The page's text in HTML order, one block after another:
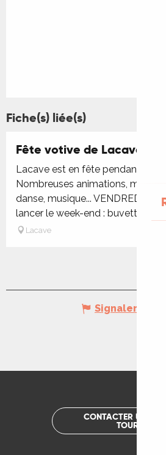
Fiche(s) liée(s)
Fête votive de Lacave
Lacave est en fête pendant tout
Nombreuses animations,
danse, musique...
lancer le week-end : buvette,...
Lacave
Signaler une
CONTACTER UN
TOURISME